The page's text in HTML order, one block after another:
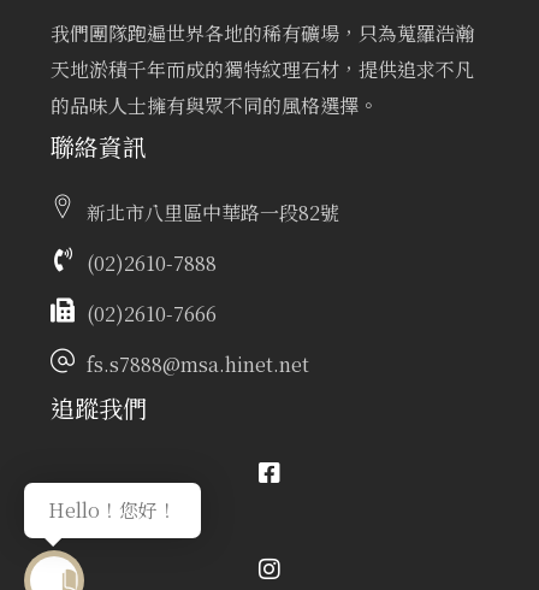
我們團隊跑遍世界各地的稀有礦場，只為蒐羅浩瀚
天地淤積千年而成的獨特紋理石材，提供追求不凡
的品味人士擁有與眾不同的風格選擇。
聯絡資訊
新北市八里區中華路一段82號
(02)2610-7888
(02)2610-7666
fs.s7888@msa.hinet.net
追蹤我們
Facebook
Hello！您好！